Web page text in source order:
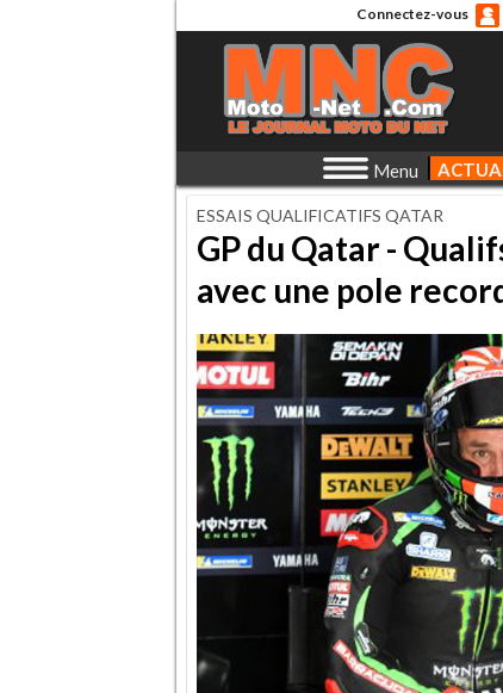
Connectez-vous
Menu
ESSAIS QUALIFICATIFS QATAR
GP du Qatar -
avec une pole